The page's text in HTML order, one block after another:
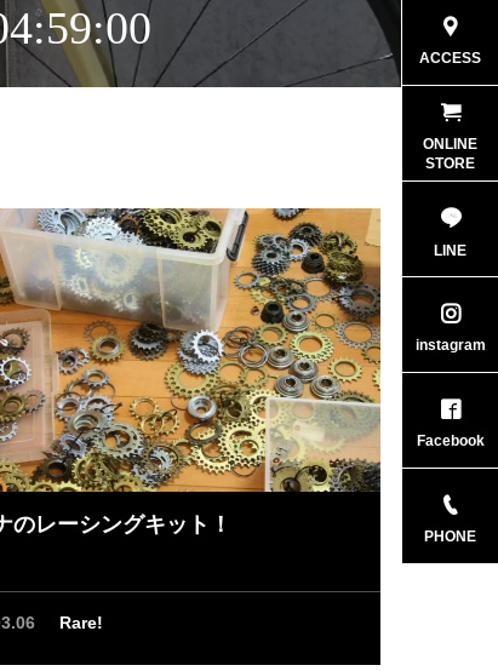
のレーシングキット！
Rare!
ACCESS
ONLINE
STORE
LINE
instagram
Facebook
PHONE